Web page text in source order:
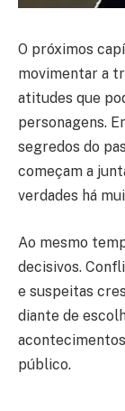
O próximos
movimentar a
atitudes que
personagens.
segredos do
começam a
verdades há
Ao mesmo
decisivos.
e suspeitas
diante de
público.